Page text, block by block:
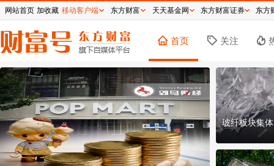
首页 关注
玻纤板块集
网站首页 加收藏 移动客户端 东方财富 天天基金网 东方财富证券 东方